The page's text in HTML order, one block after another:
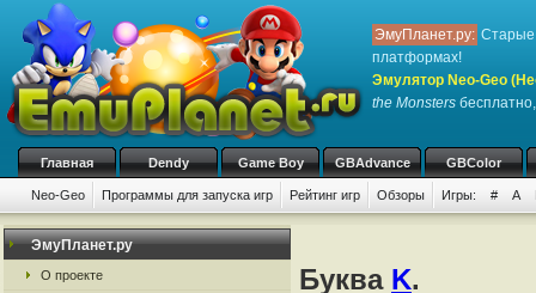
ЭмуПланет.ру: Старые
платформах!
Эмулятор Neo-Geo
the Monsters
Главная Dendy Game Boy GBAdvance GBColor
Neo-Geo Программы для запуска игр Рейтинг игр Обзоры Игры: # A
ЭмуПланет.ру
О проекте Буква K.